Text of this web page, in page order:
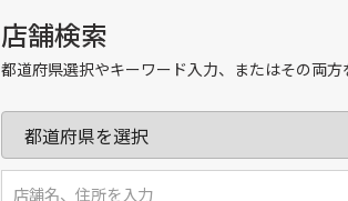
店舗検索
都道府県選択やキーワード入力、またはその両